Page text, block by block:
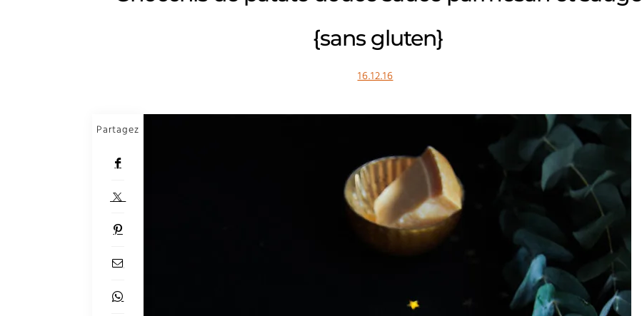
{sans gluten}
16.12.16
Partagez